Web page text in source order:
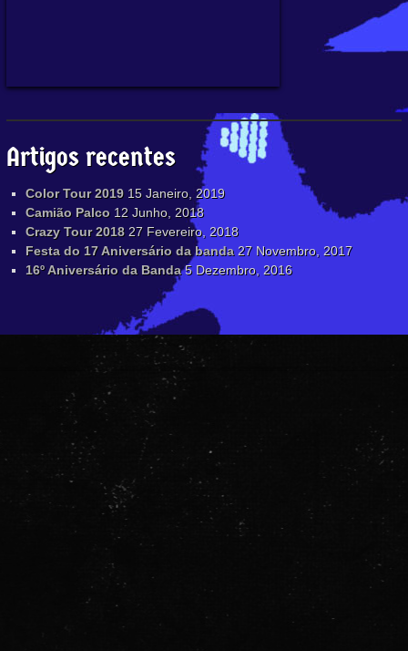
Artigos recentes
Color Tour 2019 15 Janeiro, 2019
Camião Palco 12 Junho, 2018
Crazy Tour 2018 27 Fevereiro, 2018
Festa do 17 Aniversário da banda 27 Novembro, 2017
16º Aniversário da Banda 5 Dezembro, 2016